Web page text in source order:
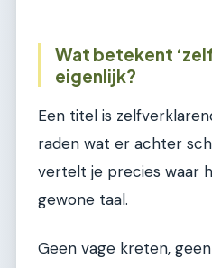
Wat betekent
eigenlijk?
Een titel is
raden wat er achter
vertelt je precies waar
gewone taal.
Geen vage kreten,